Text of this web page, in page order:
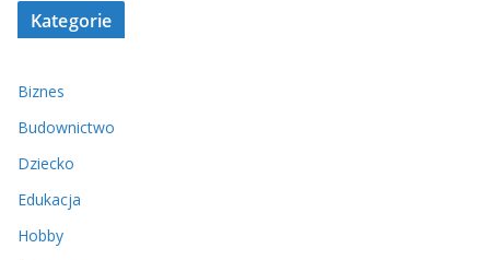
Kategorie
Biznes
Budownictwo
Dziecko
Edukacja
Hobby